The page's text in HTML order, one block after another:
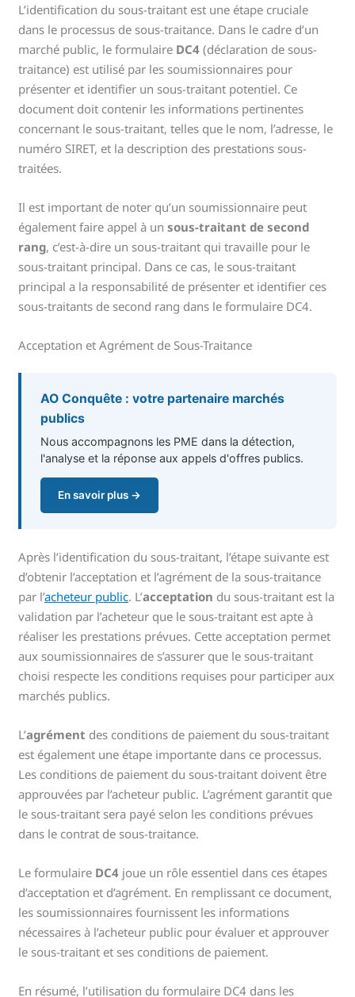
L’identification du sous-traitant est une étape cruciale
dans le processus de sous-traitance. Dans le cadre d’un
marché public, le formulaire DC4 (déclaration de sous-
traitance) est utilisé par les soumissionnaires pour
présenter et identifier un sous-traitant potentiel. Ce
document doit contenir les informations pertinentes
concernant le sous-traitant, telles que le nom, l’adresse, le
numéro SIRET, et la description des prestations sous-
traitées.
Il est important de noter qu’un soumissionnaire peut
également faire appel à unsous-traitant de second
rang, c’est-à-dire un sous-traitant qui travaille pour le
sous-traitant principal. Dans ce cas, le sous-traitant
principal a la responsabilité de présenter et identifier ces
sous-traitants de second rang dans le formulaire DC4.
Acceptation et Agrément de Sous-Traitance
AO Conquête : votre partenaire marchés
publics
Nous accompagnons les PME dans la détection,
l'analyse et la réponse aux appels d'offres publics.
En savoir plus →
Après l’identification du sous-traitant, l’étape suivante est
d’obtenir l’acceptation et l’agrément de la sous-traitance
par l’acheteur public. L’acceptation du sous-traitant est la
validation par l’acheteur que le sous-traitant est apte à
réaliser les prestations prévues. Cette acceptation permet
aux soumissionnaires de s’assurer que le sous-traitant
choisi respecte les conditions requises pour participer aux
marchés publics.
L’agrément des conditions de paiement du sous-traitant
est également une étape importante dans ce processus.
Les conditions de paiement du sous-traitant doivent être
approuvées par l’acheteur public. L’agrément garantit que
le sous-traitant sera payé selon les conditions prévues
dans le contrat de sous-traitance.
Le formulaire DC4 joue un rôle essentiel dans ces étapes
d’acceptation et d’agrément. En remplissant ce document,
les soumissionnaires fournissent les informations
nécessaires à l’acheteur public pour évaluer et approuver
le sous-traitant et ses conditions de paiement.
En résumé, l’utilisation du formulaire DC4 dans les